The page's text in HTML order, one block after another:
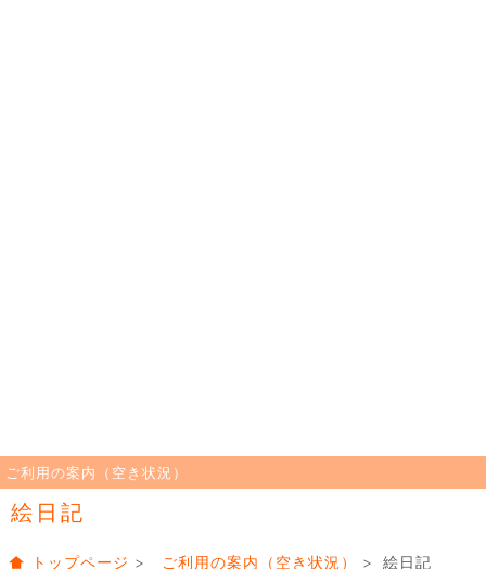
絵日記
ご利用の案内（空き状況）
トップページ > ご利用の案内（空き状況） > 絵日記